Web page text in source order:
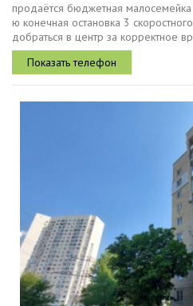
продаётся бюджетная
ю конечная остановка 3
добраться в центр за корректное
пробок в пути. в квартире есть
санузел...